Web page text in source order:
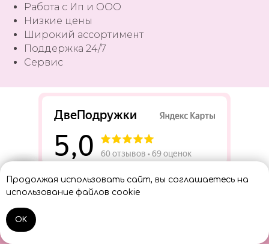
Home
Работа с Ип и ООО
Низкие цены
Широкий ассортимент
Поддержка 24/7
Сервис
Продолжая использовать сайт, вы соглашаетесь на
использование файлов cookie
OK
Разработать сайт
Консультант